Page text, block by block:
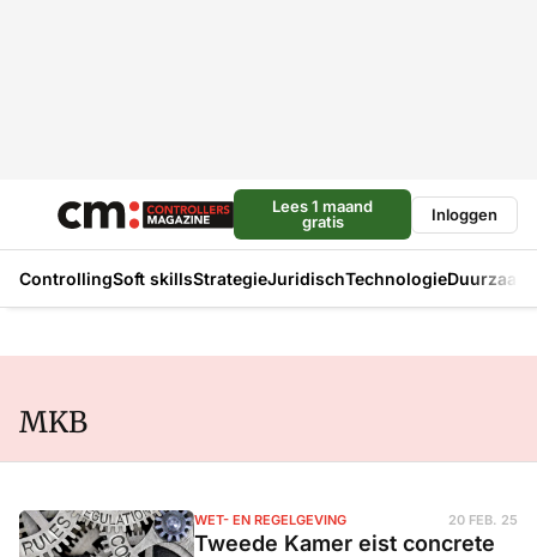
Lees 1 maand
gratis
Inloggen
ControllingSoft skillsStrategieJuridischTechnologie
MKB
WET- EN REGELGEVING 20 FEB. 25
Tweede Kamer eist concrete